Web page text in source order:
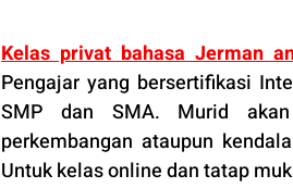
Kelas privat bahasa Jerman
Pengajar yang bersertifikasi
SMP dan SMA. Murid akan
perkembangan ataupun
Untuk kelas online dan tatap